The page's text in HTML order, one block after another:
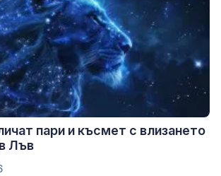
пари и късмет с влизането
Лъв